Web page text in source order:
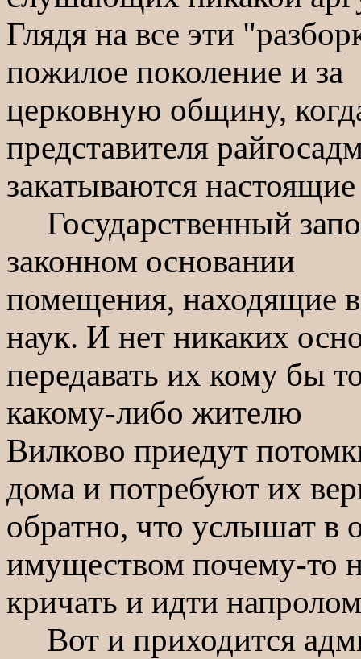
Глядя на все эти
пожилое поколение и за
церковную общину,
представителя
закатываются
Государственный
законном основании
помещения, находящие
наук. И нет никаких
передавать их кому бы
какому-либо жителю
Вилково приедут
дома и потребуют их
обратно, что услышат в
имуществом почему-то
кричать и идти
Вот и приходится